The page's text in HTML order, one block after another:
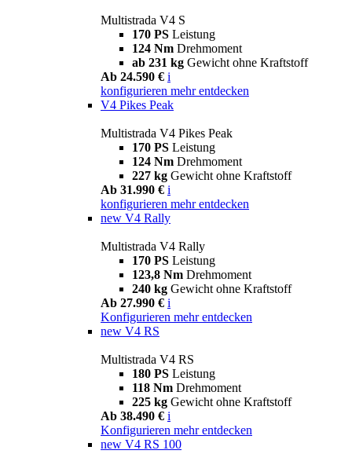
Multistrada V4 S
170 PS Leistung
124 Nm Drehmoment
ab 231 kg Gewicht ohne Kraftstoff
Ab 24.590 € i
konfigurieren mehr entdecken
V4 Pikes Peak
Multistrada V4 Pikes Peak
170 PS Leistung
124 Nm Drehmoment
227 kg Gewicht ohne Kraftstoff
Ab 31.990 € i
konfigurieren mehr entdecken
new V4 Rally
Multistrada V4 Rally
170 PS Leistung
123,8 Nm Drehmoment
240 kg Gewicht ohne Kraftstoff
Ab 27.990 € i
Konfigurieren mehr entdecken
new V4 RS
Multistrada V4 RS
180 PS Leistung
118 Nm Drehmoment
225 kg Gewicht ohne Kraftstoff
Ab 38.490 € i
Konfigurieren mehr entdecken
new V4 RS 100